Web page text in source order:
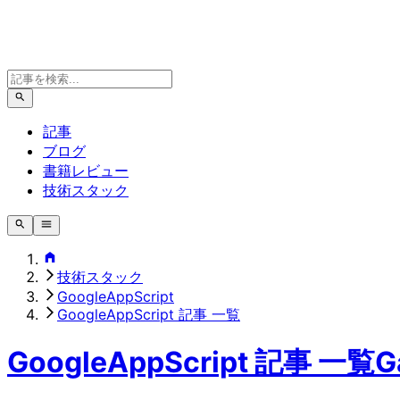
記事
ブログ
書籍レビュー
技術スタック
技術スタック
GoogleAppScript
GoogleAppScript 記事 一覧
GoogleAppScript 記事 一覧